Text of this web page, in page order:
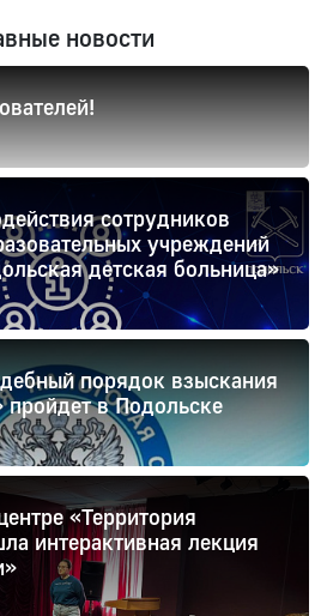
новости
сотрудников
учреждений
детская больница»
порядок взыскания
пройдет в Подольске
«Территория
интерактивная лекция